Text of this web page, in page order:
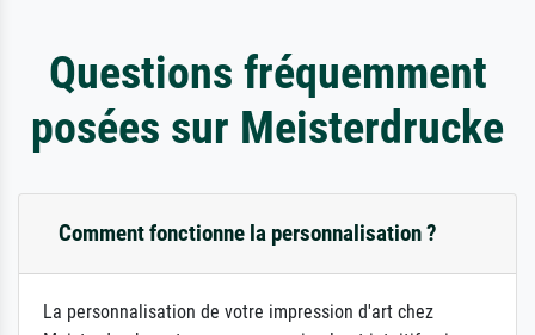
Questions fréquemment
posées sur Meisterdrucke
Comment fonctionne la personnalisation ?
La personnalisation de votre impression d'art chez